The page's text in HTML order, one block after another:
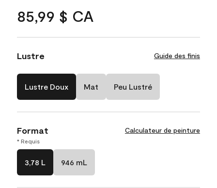
85,99 $ CA
Lustre Guide des finis
Lustre Doux Mat Peu Lustré
Format Calculateur de peinture
* Requis
3,78 L 946 mL